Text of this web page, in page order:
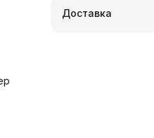
Удобный возврат
Доставка